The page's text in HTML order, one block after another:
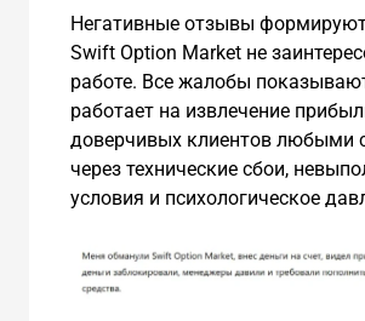
Негативные отзывы
Swift Option Market не
работе. Все жалобы
работает на извлечение
доверчивых клиентов любыми
через технические сбои,
условия и психологическое